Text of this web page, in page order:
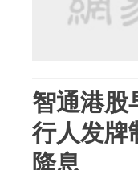
智通港股
行人发牌
降息